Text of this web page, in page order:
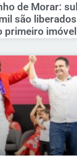
de Morar:
são
primeiro imóvel